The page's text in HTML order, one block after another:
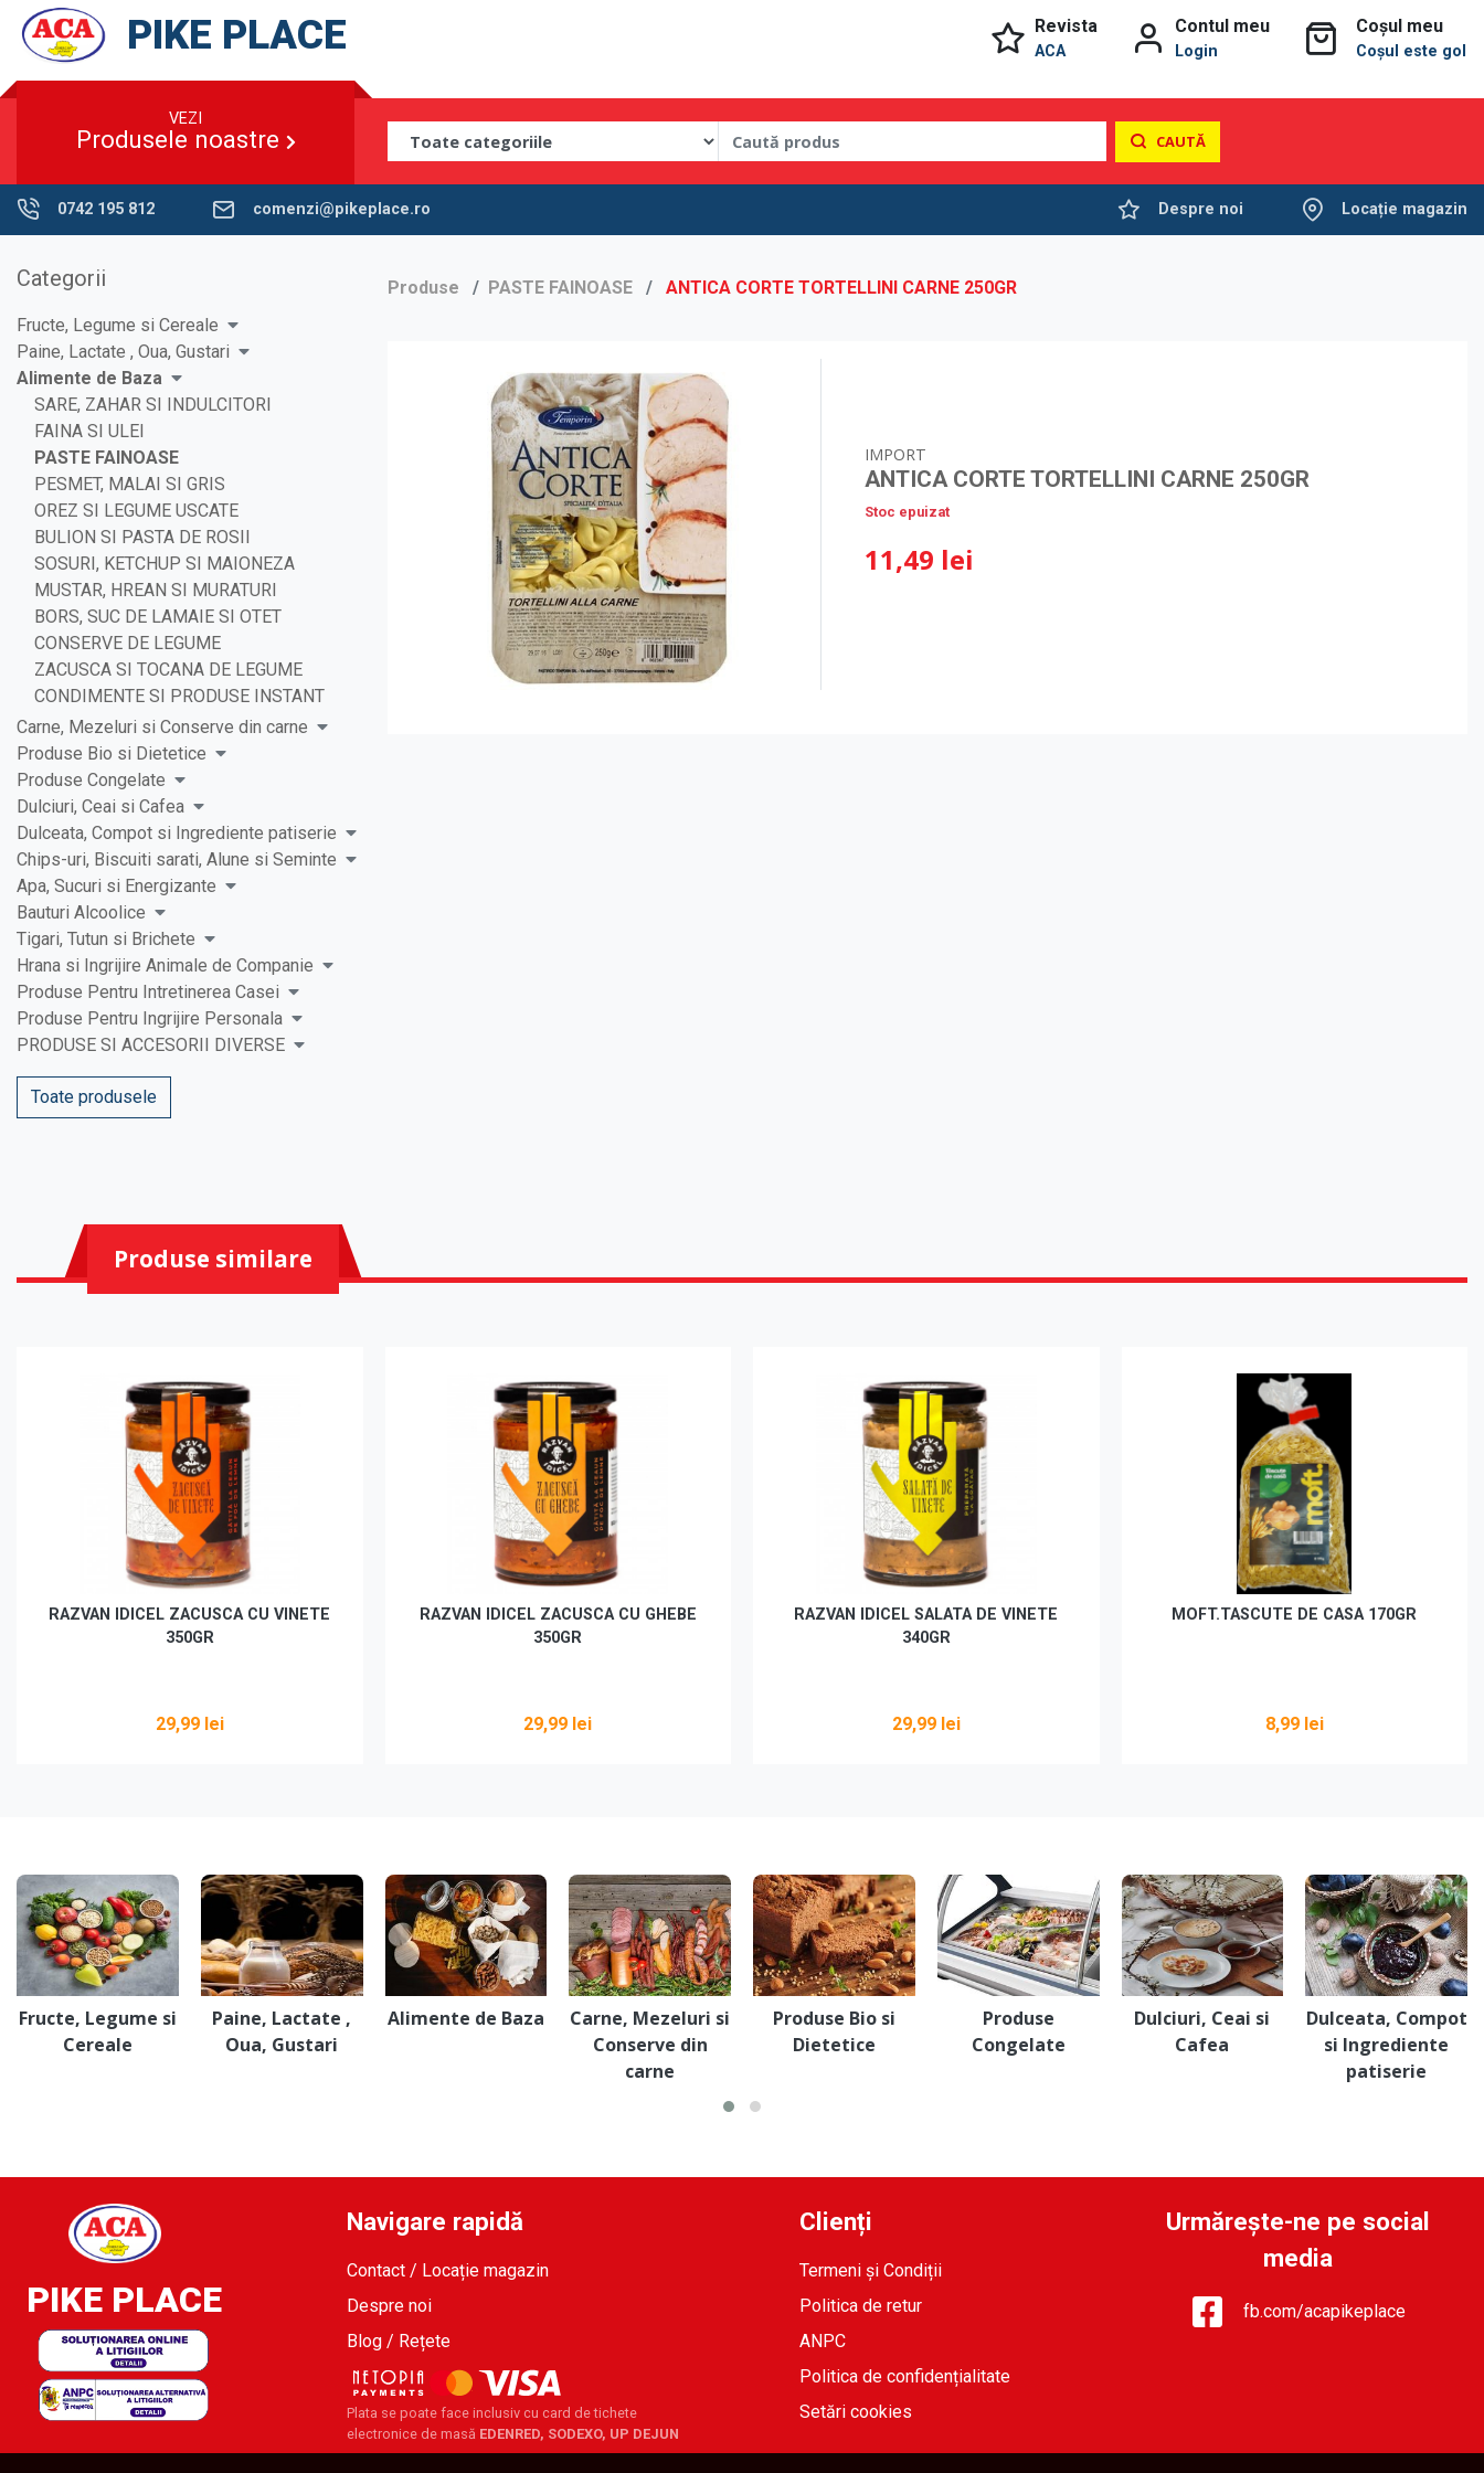
PIKE PLACE Revista
ACA
Contul meu
Login
Coșul meu
Coșul este gol
VEZI
Produsele noastre CAUTĂ
0742 195 812 comenzi@pikeplace.ro Despre noi Locație magazin
Categorii
Fructe, Legume si Cereale
Paine, Lactate , Oua, Gustari
Alimente de Baza
SARE, ZAHAR SI INDULCITORI
FAINA SI ULEI
PASTE FAINOASE
PESMET, MALAI SI GRIS
OREZ SI LEGUME USCATE
BULION SI PASTA DE ROSII
SOSURI, KETCHUP SI MAIONEZA
MUSTAR, HREAN SI MURATURI
BORS, SUC DE LAMAIE SI OTET
CONSERVE DE LEGUME
ZACUSCA SI TOCANA DE LEGUME
CONDIMENTE SI PRODUSE INSTANT
Carne, Mezeluri si Conserve din carne
Produse Bio si Dietetice
Produse Congelate
Dulciuri, Ceai si Cafea
Dulceata, Compot si Ingrediente patiserie
Chips-uri, Biscuiti sarati, Alune si Seminte
Apa, Sucuri si Energizante
Bauturi Alcoolice
Tigari, Tutun si Brichete
Hrana si Ingrijire Animale de Companie
Produse Pentru Intretinerea Casei
Produse Pentru Ingrijire Personala
PRODUSE SI ACCESORII DIVERSE
Toate produsele
Produse PASTE FAINOASE ANTICA CORTE TORTELLINI CARNE 250GR
IMPORT
ANTICA CORTE TORTELLINI CARNE 250GR
Stoc epuizat
11,49 lei
Produse similare
RAZVAN IDICEL ZACUSCA CU VINETE
350GR
29,99 lei
RAZVAN IDICEL ZACUSCA CU GHEBE
350GR
29,99 lei
RAZVAN IDICEL SALATA DE VINETE
340GR
29,99 lei
MOFT.TASCUTE DE CASA 170GR
8,99 lei
Fructe, Legume si
Cereale
Paine, Lactate ,
Oua, Gustari
Alimente de Baza
Carne, Mezeluri si
Conserve din
carne
Produse Bio si
Dietetice
Produse
Congelate
Dulciuri, Ceai si
Cafea
Dulceata, Compot
si Ingrediente
patiserie
PIKE PLACE
Navigare rapidă
Contact / Locație magazin
Despre noi
Blog / Rețete
Plata se poate face inclusiv cu card de tichete
electronice de masă EDENRED, SODEXO, UP DEJUN
Clienți
Termeni și Condiții
Politica de retur
ANPC
Politica de confidențialitate
Setări cookies
Urmărește-ne pe social
media
fb.com/acapikeplace